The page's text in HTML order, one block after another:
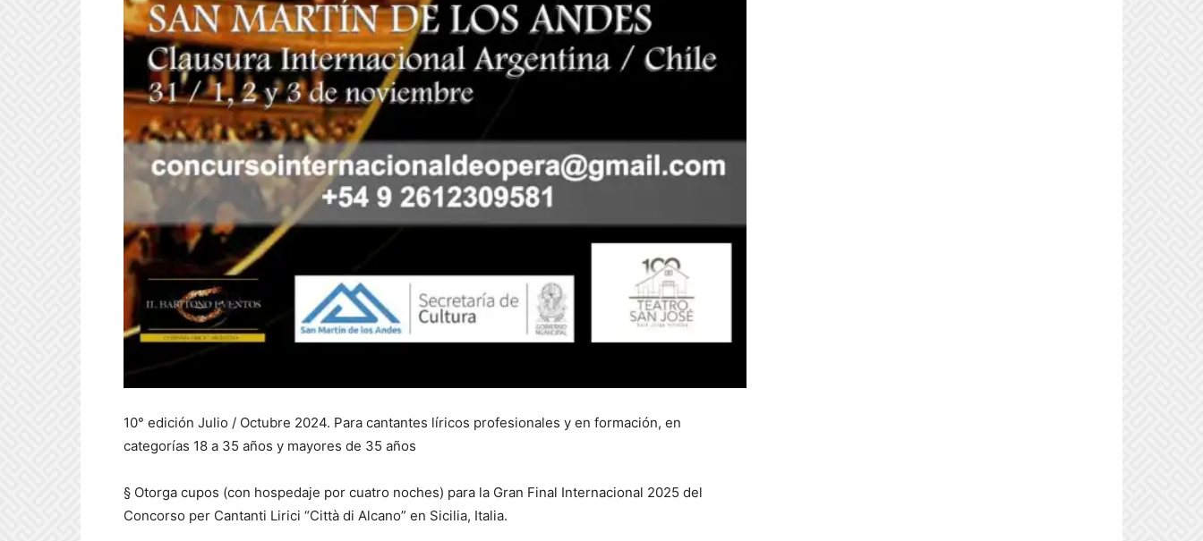
10° edición Julio / Octubre 2024. Para cantantes líricos profesionales y en formación, en
categorías 18 a 35 años y mayores de 35 años
§ Otorga cupos (con hospedaje por cuatro noches) para la Gran Final Internacional 2025 del
Concorso per Cantanti Lirici “Città di Alcano” en Sicilia, Italia.